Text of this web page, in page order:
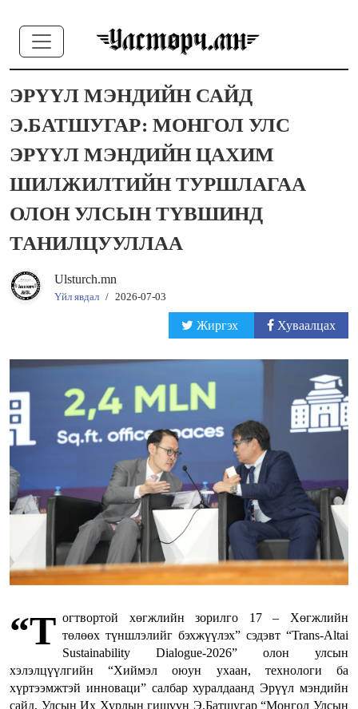
ЭРҮҮЛ МЭНДИЙН САЙД
Э.БАТШУГАР: МОНГОЛ УЛС
ЭРҮҮЛ МЭНДИЙН ЦАХИМ
ШИЛЖИЛТИЙН ТУРШЛАГАА
ОЛОН УЛСЫН ТҮВШИНД
ТАНИЛЦУУЛЛАА
Ulsturch.mn
Үйл явдал / 2026-07-03
Жиргэх Хуваалцах
“Т огтвортой хөгжлийн зорилго 17 – Хөгжлийн
төлөөх түншлэлийг бэхжүүлэх” сэдэвт “Trans-Altai
Sustainability Dialogue-2026” олон улсын
хэлэлцүүлгийн “Хиймэл оюун ухаан, технологи ба
хүртээмжтэй инноваци” салбар хуралдаанд Эрүүл мэндийн
сайд, Улсын Их Хурлын гишүүн Э.Батшугар “Монгол Улсын